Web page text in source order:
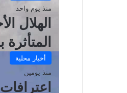
منذ يوم واحد
أخبار محلية
منذ يومين